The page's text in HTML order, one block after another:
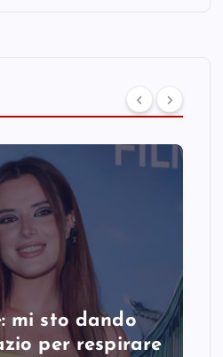
mi sto dando
per respirare